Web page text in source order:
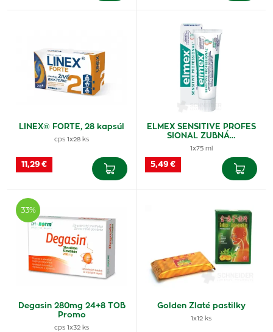
LINEX® FORTE, 28 kapsúl
cps 1x28 ks
11,29 €
ELMEX SENSITIVE PROFES
SIONAL ZUBNÁ…
1x75 ml
5,49 €
33%
Degasin 280mg 24+8 TOB
Promo
cps 1x32 ks
Golden Zlaté pastilky
1x12 ks